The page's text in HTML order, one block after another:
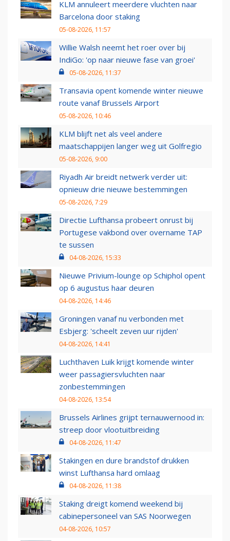
KLM annuleert meerdere vluchten naar
Barcelona door staking
05-08-2026, 11:57
Willie Walsh neemt het roer over bij
IndiGo: 'op naar nieuwe fase van groei'
05-08-2026, 11:37
Transavia opent komende winter nieuwe
route vanaf Brussels Airport
05-08-2026, 10:46
KLM blijft net als veel andere
maatschappijen langer weg uit Golfregio
05-08-2026, 9:00
Riyadh Air breidt netwerk verder uit:
opnieuw drie nieuwe bestemmingen
05-08-2026, 7:29
Directie Lufthansa probeert onrust bij
Portugese vakbond over overname TAP
te sussen
04-08-2026, 15:33
Nieuwe Privium-lounge op Schiphol opent
op 6 augustus haar deuren
04-08-2026, 14:46
Groningen vanaf nu verbonden met
Esbjerg: 'scheelt zeven uur rijden'
04-08-2026, 14:41
Luchthaven Luik krijgt komende winter
weer passagiersvluchten naar
zonbestemmingen
04-08-2026, 13:54
Brussels Airlines grijpt ternauwernood in:
streep door vlootuitbreiding
04-08-2026, 11:47
Stakingen en dure brandstof drukken
winst Lufthansa hard omlaag
04-08-2026, 11:38
Staking dreigt komend weekend bij
cabinepersoneel van SAS Noorwegen
04-08-2026, 10:57